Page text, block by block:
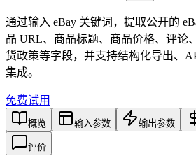
通过输入 eBay 关键词，提取公开的
品 URL、商品标题、商品价格、评论
货政策等字段，并支持结构化导出、
集成。
免费试用
概览 输入参数 输出参数
评价